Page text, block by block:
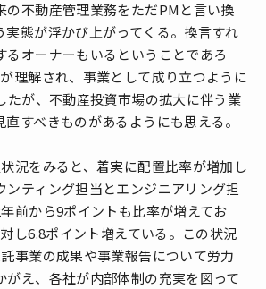
の不動産管理業務をただPMと言い換
実態が浮かび上がってくる。換言すれ
るオーナーもいるということであろ
理解され、事業として成り立つように
たが、不動産投資市場の拡大に伴う業
すべきものがあるようにも思える。
況をみると、着実に配置比率が増加し
ンティング担当とエンジニアリング担
前から9ポイントも比率が増えてお
し6.8ポイント増えている。この状況
事業の成果や事業報告について労力
がえ、各社が内部体制の充実を図って